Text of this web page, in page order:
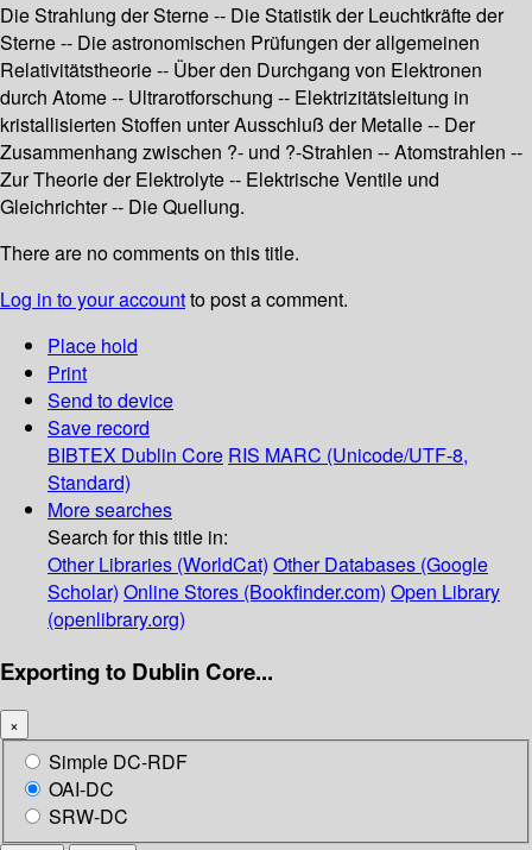
Die Strahlung der Sterne -- Die Statistik der Leuchtkräfte der
Sterne -- Die astronomischen Prüfungen der allgemeinen
Relativitätstheorie -- Über den Durchgang von Elektronen
durch Atome -- Ultrarotforschung -- Elektrizitätsleitung in
kristallisierten Stoffen unter Ausschluß der Metalle -- Der
Zusammenhang zwischen ?- und ?-Strahlen -- Atomstrahlen --
Zur Theorie der Elektrolyte -- Elektrische Ventile und
Gleichrichter -- Die Quellung.
There are no comments on this title.
Log in to your accountto post a comment.
Place hold
Print
Send to device
Save record
BIBTEX Dublin Core RIS MARC (Unicode/UTF-8,
Standard)
More searches
Search for this title in:
Other Libraries (WorldCat) Other Databases (Google
Scholar) Online Stores (Bookfinder.com) Open Library
(openlibrary.org)
Exporting to Dublin Core...
×
Simple DC-RDF
OAI-DC
SRW-DC